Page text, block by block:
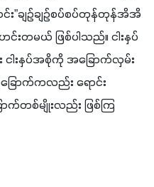
င်း”ချဥ်ချဥ်စပ်စပ်တုန်တုန်အိအိ
းတမယ် ဖြစ်ပါသည်။ ငါးနှပ်
ငါးနှပ်အစိုကို အခြောက်လှမ်း
ခြောက်ကလည်း ရောင်း
က်တစ်မျိုးလည်း ဖြစ်ကြ